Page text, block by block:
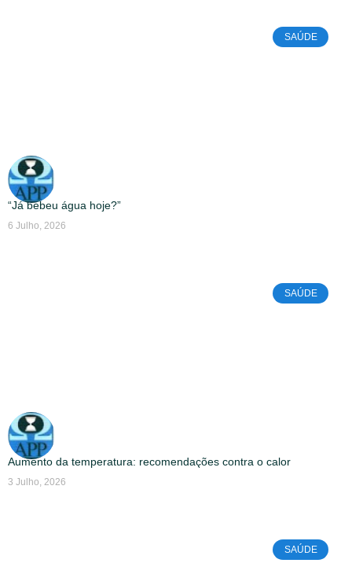
SAÚDE
“Já bebeu água hoje?”
6 Julho, 2026
SAÚDE
Aumento da temperatura: recomendações contra o calor
3 Julho, 2026
SAÚDE